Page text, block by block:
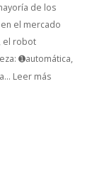
de los
el mercado
el robot
➊automática,
Leer más